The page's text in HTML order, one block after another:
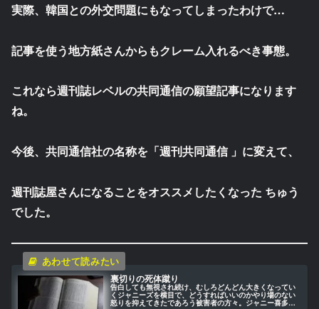
実際、韓国との外交問題にもなってしまったわけで…
記事を使う地方紙さんからもクレーム入れるべき事態。
これなら週刊誌レベルの共同通信の願望記事になります
ね。
今後、共同通信社の名称を「週刊共同通信 」に変えて、
週刊誌屋さんになることをオススメしたくなった ちゅう
でした。
裏切りの死体蹴り
告白しても無視され続け、むしろどんどん大きくなってい
くジャニーズを横目で、どうすればいいのかやり場のない
怒りを抑えてきたであろう被害者の方々。ジャニー喜多川